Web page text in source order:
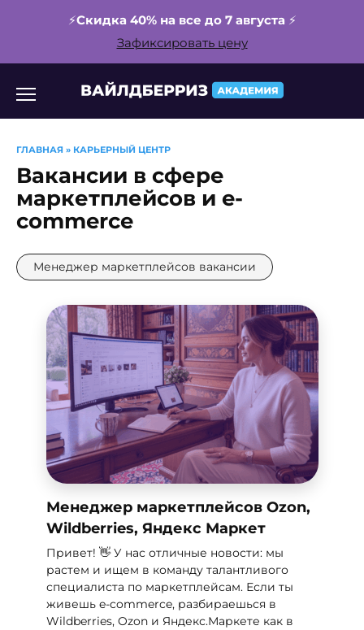
⚡️Скидка 40% на все до 7 августа ⚡️
Зафиксировать цену
ГЛАВНАЯ » КАРЬЕРНЫЙ ЦЕНТР
Вакансии в сфере
маркетплейсов и e-
commerce
Менеджер маркетплейсов вакансии
Менеджер маркетплейсов Ozon,
Wildberries, Яндекс Маркет
Привет! 👋 У нас отличные новости: мы
растем и ищем в команду талантливого
специалиста по маркетплейсам. Если ты
живешь e-commerce, разбираешься в
Wildberries, Ozon и Яндекс.Маркете как в